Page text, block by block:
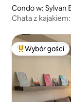
Condo w: Sylvan
Chata z
Wybór gości